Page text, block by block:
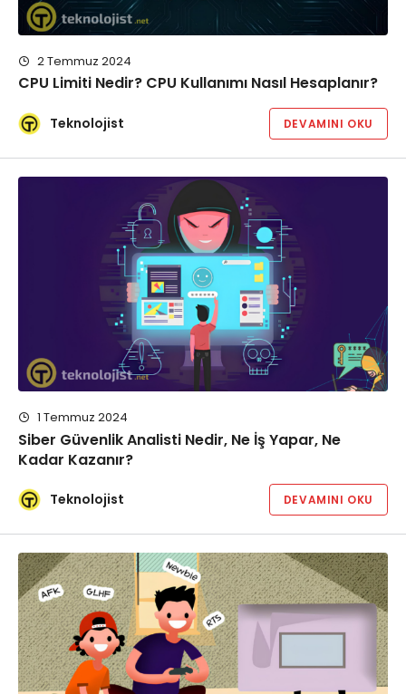
2 Temmuz 2024
CPU Limiti Nedir? CPU Kullanımı Nasıl Hesaplanır?
Teknolojist DEVAMINI OKU
1 Temmuz 2024
Siber Güvenlik Analisti Nedir, Ne İş Yapar, Ne
Kadar Kazanır?
Teknolojist DEVAMINI OKU